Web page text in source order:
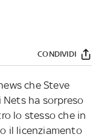
CONDIVIDI
che Steve
ha sorpreso
lo stesso che in
il licenziamento